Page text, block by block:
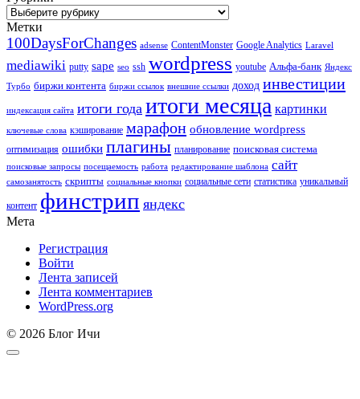
Рубрики
Метки
100DaysForChanges adsense ContentMonster Google Analytics Laravel
mediawiki putty sape seo ssh wordpress youtube Альфа-банк Яндекс
Турбо биржи контента биржи ссылок внешние ссылки доход инвестиции
индексация сайта итоги года итоги месяца картинки
ключевые слова кэширование марафон обновление wordpress
оптимизация ошибки плагины планирование поисковая система
поисковые запросы посещаемость работа редактирование шаблона сайт
самозанятость скрипты социальные кнопки социальные сети статистика уникальный
контент финстрип яндекс
Мета
Регистрация
Войти
Лента записей
Лента комментариев
WordPress.org
© 2026 Блог Ичи